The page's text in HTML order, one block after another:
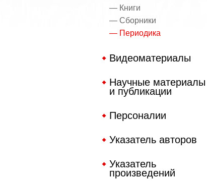
— Книги
— Сборники
— Периодика
Видеоматериалы
Научные материалы
и публикации
Персоналии
Указатель авторов
Указатель
произведений